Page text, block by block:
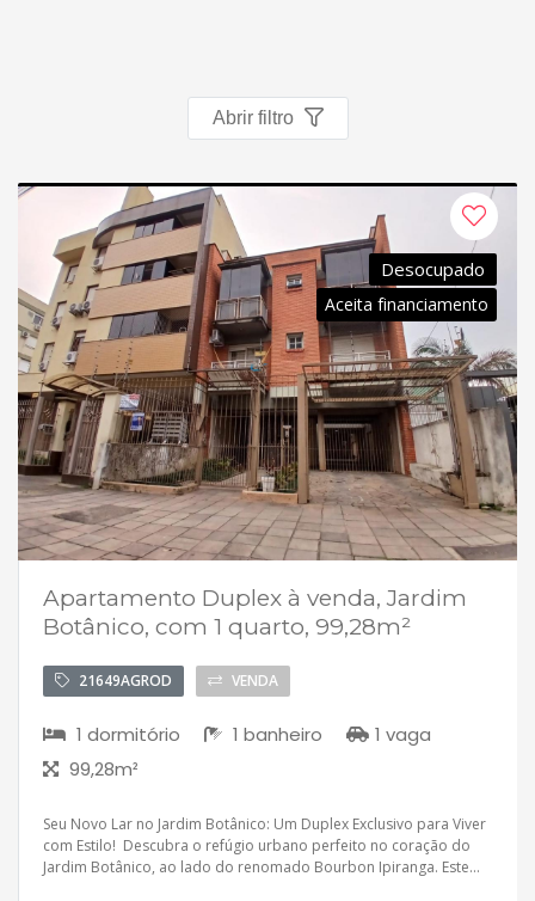
Política de privacidade
Postagens
Simulador de financiamento
whatsapp
ANUCIE SEU IMOVEL CONOSCO
Imóveis favoritos
Contato
Abrir filtro
Desocupado
Aceita financiamento
Apartamento Duplex à venda, Jardim
Botânico, com 1 quarto, 99,28m²
21649AGROD VENDA
1 dormitório 1 banheiro
1 vaga
99,28m²
Seu Novo Lar no Jardim Botânico: Um Duplex Exclusivo para Viver
com Estilo! Descubra o refúgio urbano perfeito no coração do
Jardim Botânico, ao lado do renomado Bourbon Ipiranga. Este...